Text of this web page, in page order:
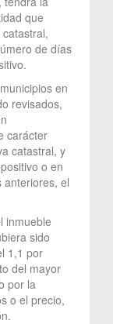
que
de días
en
revisados,
carácter
catastral, y
o en
anteriores, el
inmueble
sido
1,1 por
del mayor
por la
o el precio,